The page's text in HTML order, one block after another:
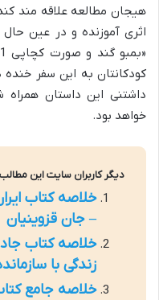
هیجان مطالعه علاقه مند
اثری آموزنده و در عین حال
کودکانتان به این سفر
داشتنی این داستان همراه
خواهد بود.
دیگر کاربران سایت این
خلاصه کتاب
– جان قزوینیان
خلاصه کتاب
زندگی با
خلاصه جامع